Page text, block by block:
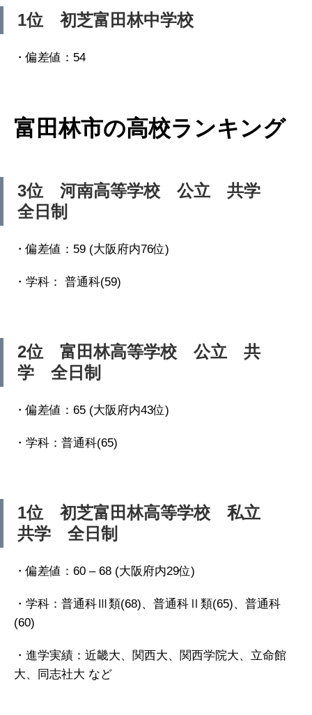
1位 初芝富田林中学校
・偏差値：54
富田林市の高校ランキング
3位 河南高等学校 公立 共学
全日制
・偏差値：59 (大阪府内76位)
・学科： 普通科(59)
2位 富田林高等学校 公立 共
学 全日制
・偏差値：65 (大阪府内43位)
・学科：普通科(65)
1位 初芝富田林高等学校 私立
共学 全日制
・偏差値：60 – 68 (大阪府内29位)
・学科：普通科Ⅲ類(68)、普通科Ⅱ類(65)、普通科
(60)
・進学実績：近畿大、関西大、関西学院大、立命館
大、同志社大 など